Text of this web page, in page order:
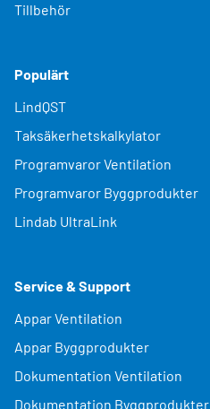
Tillbehör
Populärt
LindQST
Taksäkerhetskalkylator
Programvaror Ventilation
Programvaror Byggprodukter
Lindab UltraLink
Service & Support
Appar Ventilation
Appar Byggprodukter
Dokumentation Ventilation
Dokumentation Byggprodukter